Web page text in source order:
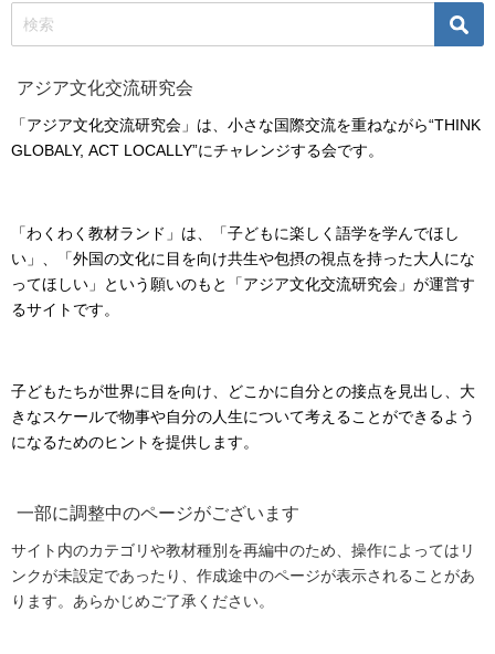
アジア文化交流研究会
「アジア文化交流研究会」は、小さな国際交流を重ねながら“THINK
GLOBALY, ACT LOCALLY”にチャレンジする会です。
「わくわく教材ランド」は、「子どもに楽しく語学を学んでほし
い」、「外国の文化に目を向け共生や包摂の視点を持った大人にな
ってほしい」という願いのもと「アジア文化交流研究会」が運営す
るサイトです。
子どもたちが世界に目を向け、どこかに自分との接点を見出し、大
きなスケールで物事や自分の人生について考えることができるよう
になるためのヒントを提供します。
一部に調整中のページがございます
サイト内のカテゴリや教材種別を再編中のため、操作によってはリ
ンクが未設定であったり、作成途中のページが表示されることがあ
ります。あらかじめご了承ください。